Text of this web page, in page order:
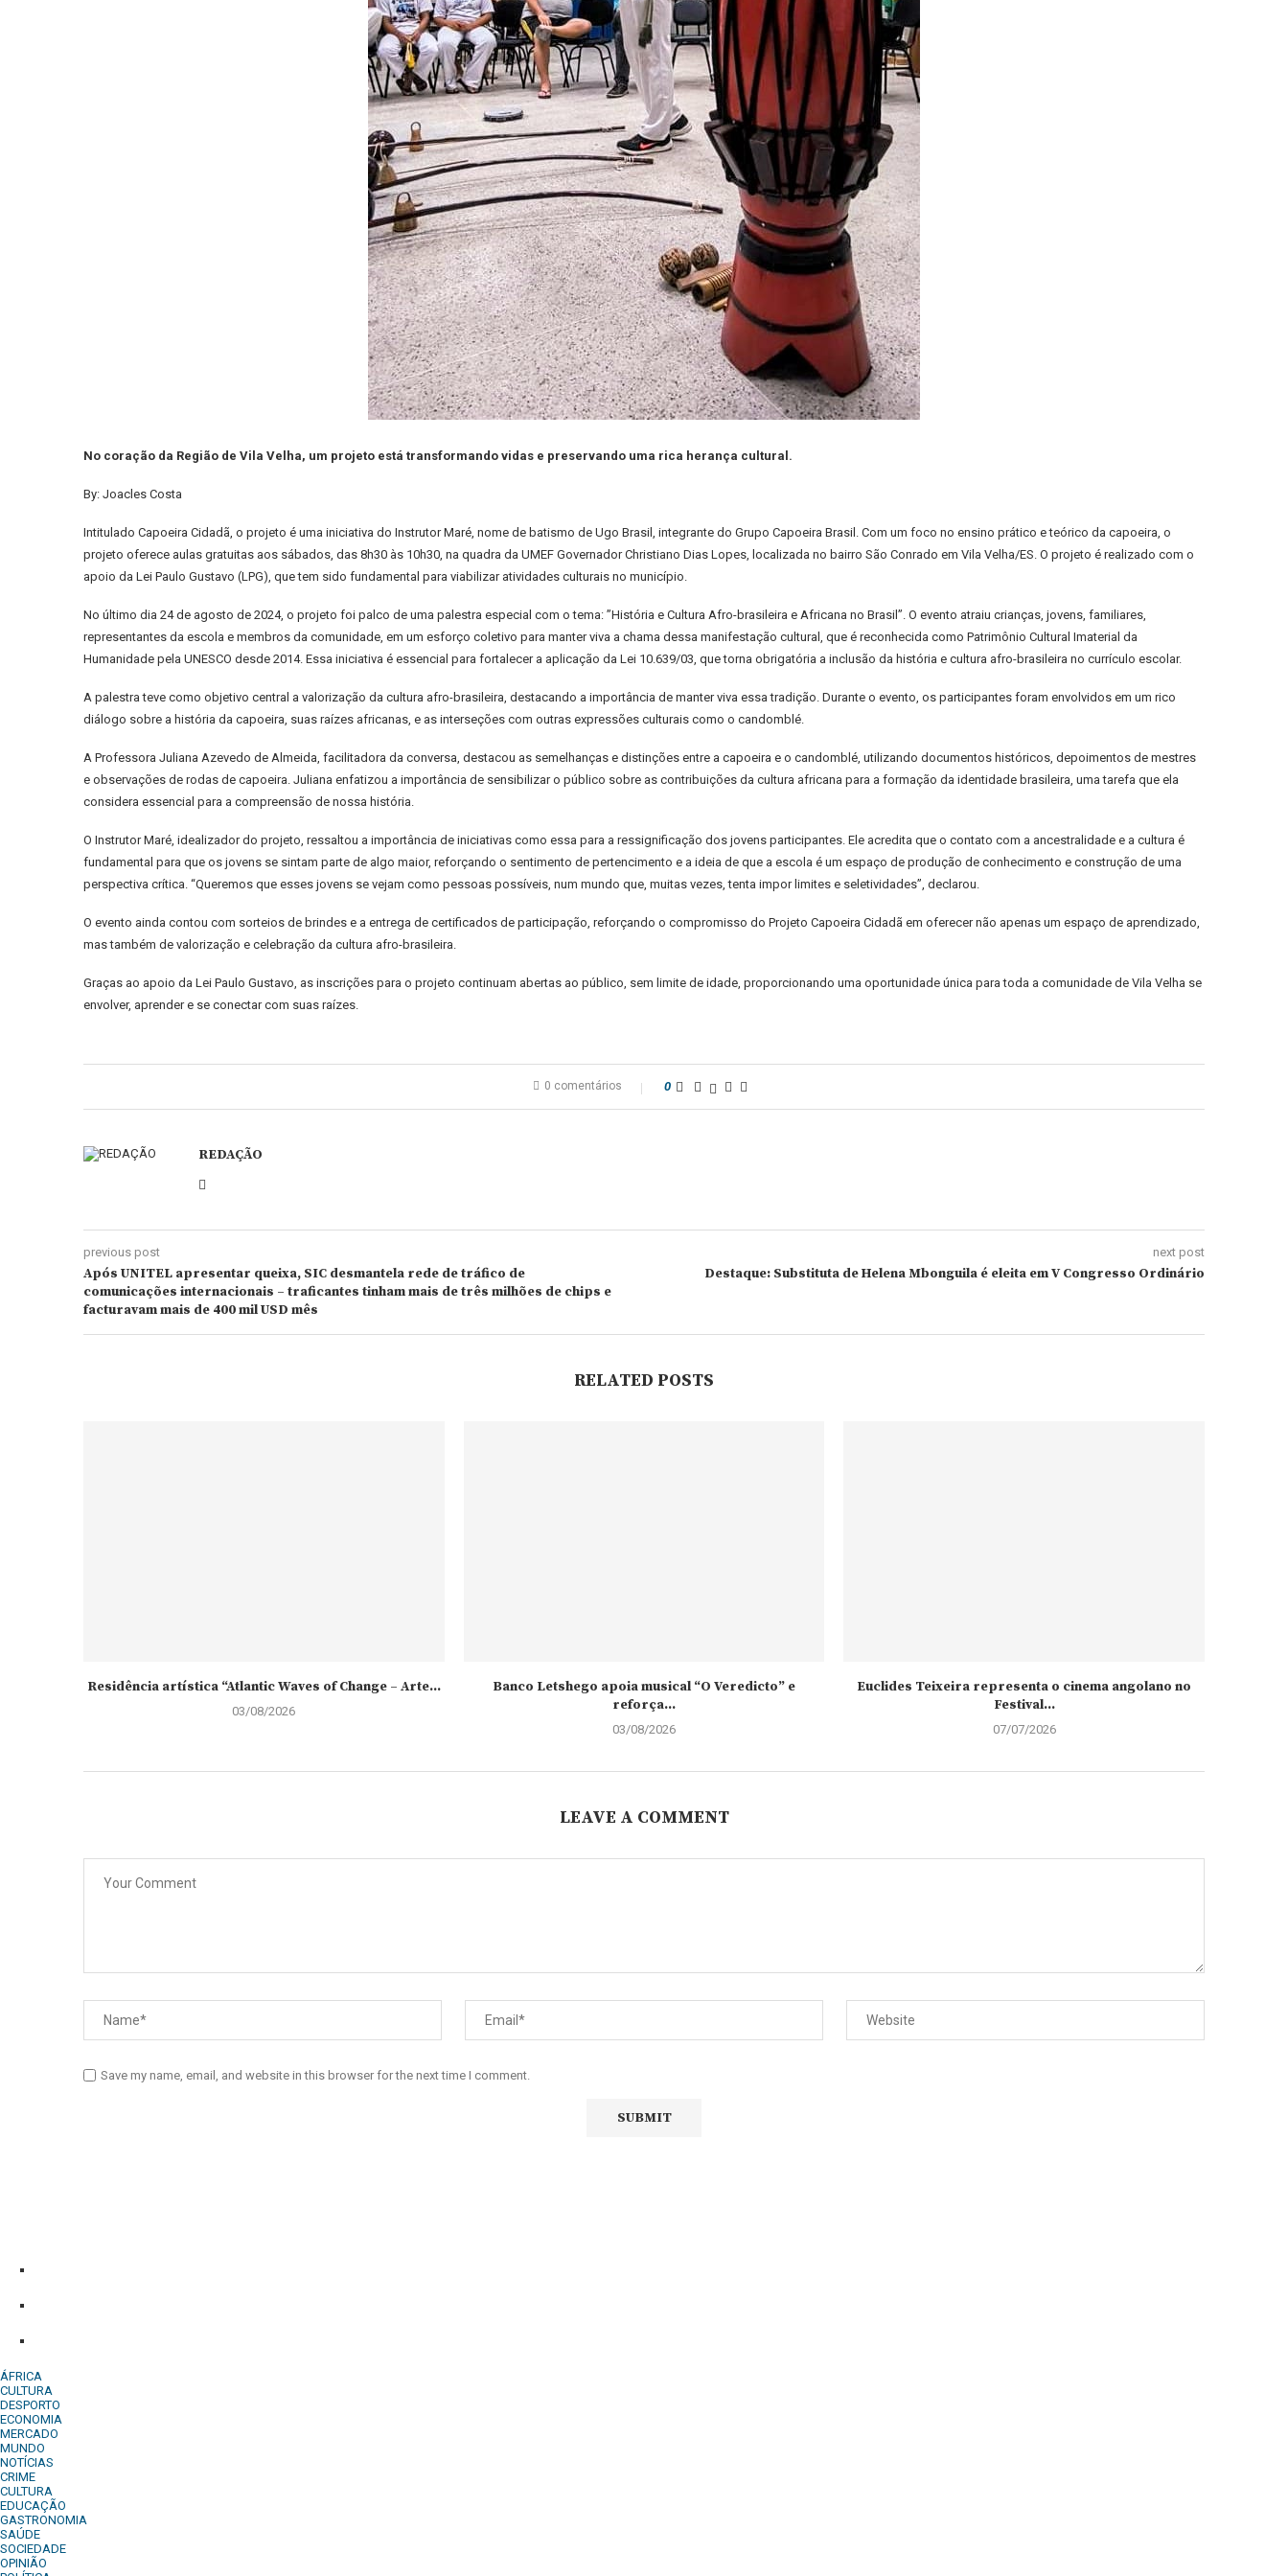
No coração da Região de Vila Velha, um projeto está transformando vidas e preservando uma rica herança cultural.
By: Joacles Costa
Intitulado Capoeira Cidadã, o projeto é uma iniciativa do Instrutor Maré, nome de batismo de Ugo Brasil, integrante do Grupo Capoeira Brasil. Com um foco no ensino prático e teórico da capoeira, o
projeto oferece aulas gratuitas aos sábados, das 8h30 às 10h30, na quadra da UMEF Governador Christiano Dias Lopes, localizada no bairro São Conrado em Vila Velha/ES. O projeto é realizado com o
apoio da Lei Paulo Gustavo (LPG), que tem sido fundamental para viabilizar atividades culturais no município.
No último dia 24 de agosto de 2024, o projeto foi palco de uma palestra especial com o tema: ”História e Cultura Afro-brasileira e Africana no Brasil”. O evento atraiu crianças, jovens, familiares,
representantes da escola e membros da comunidade, em um esforço coletivo para manter viva a chama dessa manifestação cultural, que é reconhecida como Patrimônio Cultural Imaterial da
Humanidade pela UNESCO desde 2014. Essa iniciativa é essencial para fortalecer a aplicação da Lei 10.639/03, que torna obrigatória a inclusão da história e cultura afro-brasileira no currículo escolar.
A palestra teve como objetivo central a valorização da cultura afro-brasileira, destacando a importância de manter viva essa tradição. Durante o evento, os participantes foram envolvidos em um rico
diálogo sobre a história da capoeira, suas raízes africanas, e as interseções com outras expressões culturais como o candomblé.
A Professora Juliana Azevedo de Almeida, facilitadora da conversa, destacou as semelhanças e distinções entre a capoeira e o candomblé, utilizando documentos históricos, depoimentos de mestres
e observações de rodas de capoeira. Juliana enfatizou a importância de sensibilizar o público sobre as contribuições da cultura africana para a formação da identidade brasileira, uma tarefa que ela
considera essencial para a compreensão de nossa história.
O Instrutor Maré, idealizador do projeto, ressaltou a importância de iniciativas como essa para a ressignificação dos jovens participantes. Ele acredita que o contato com a ancestralidade e a cultura é
fundamental para que os jovens se sintam parte de algo maior, reforçando o sentimento de pertencimento e a ideia de que a escola é um espaço de produção de conhecimento e construção de uma
perspectiva crítica. “Queremos que esses jovens se vejam como pessoas possíveis, num mundo que, muitas vezes, tenta impor limites e seletividades”, declarou.
O evento ainda contou com sorteios de brindes e a entrega de certificados de participação, reforçando o compromisso do Projeto Capoeira Cidadã em oferecer não apenas um espaço de aprendizado,
mas também de valorização e celebração da cultura afro-brasileira.
Graças ao apoio da Lei Paulo Gustavo, as inscrições para o projeto continuam abertas ao público, sem limite de idade, proporcionando uma oportunidade única para toda a comunidade de Vila Velha se
envolver, aprender e se conectar com suas raízes.
0 comentários 0
REDAÇÃO
previous post
Após UNITEL apresentar queixa, SIC desmantela rede de tráfico de
comunicações internacionais – traficantes tinham mais de três milhões de chips e
facturavam mais de 400 mil USD mês
next post
Destaque: Substituta de Helena Mbonguila é eleita em V Congresso Ordinário
RELATED POSTS
Residência artística “Atlantic Waves of Change – Arte...
03/08/2026
Banco Letshego apoia musical “O Veredicto” e
reforça...
03/08/2026
Euclides Teixeira representa o cinema angolano no
Festival...
07/07/2026
LEAVE A COMMENT
Save my name, email, and website in this browser for the next time I comment.
ÁFRICA
CULTURA
DESPORTO
ECONOMIA
MERCADO
MUNDO
NOTÍCIAS
CRIME
CULTURA
EDUCAÇÃO
GASTRONOMIA
SAÚDE
SOCIEDADE
OPINIÃO